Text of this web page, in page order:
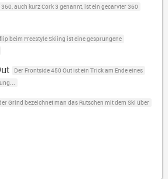
360, auch kurz Cork 3 genannt, ist ein gecarvter 360
beim Freestyle Skiing ist eine gesprungene
Der Frontside 450 Out ist ein Trick am Ende eines
Grind bezeichnet man das Rutschen mit dem Ski über